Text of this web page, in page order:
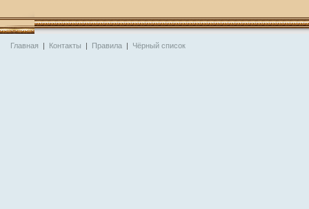
Главная | Контакты | Правила | Чёрный список